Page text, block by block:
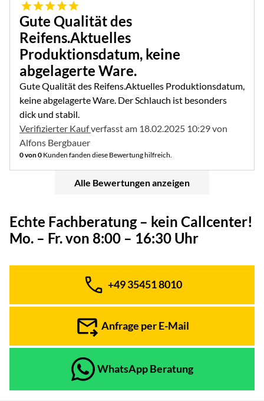
5 von 5
Gute Qualität des
Reifens.Aktuelles
Produktionsdatum, keine
abgelagerte Ware.
Gute Qualität des Reifens.Aktuelles Produktionsdatum,
keine abgelagerte Ware. Der Schlauch ist besonders
dick und stabil.
Verifizierter Kaufverfasst am 18.02.2025 10:29 von
Alfons Bergbauer
0 von 0 Kunden fanden diese Bewertung hilfreich.
Alle Bewertungen anzeigen
Echte Fachberatung – kein Callcenter!
Mo. – Fr. von 8:00 – 16:30 Uhr
Telefon:
+49 35451 8010
Anfrage per E-Mail
WhatsApp Beratung